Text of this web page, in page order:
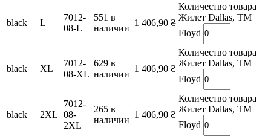
black L
7012-
08-L
551 в
наличии
1 406,90 ₴
Количество товара
Жилет Dallas, TM
Floyd
black XL
7012-
08-XL
629 в
наличии
1 406,90 ₴
Количество товара
Жилет Dallas, TM
Floyd
black 2XL
7012-
08-
2XL
265 в
наличии
1 406,90 ₴
Количество товара
Жилет Dallas, TM
Floyd